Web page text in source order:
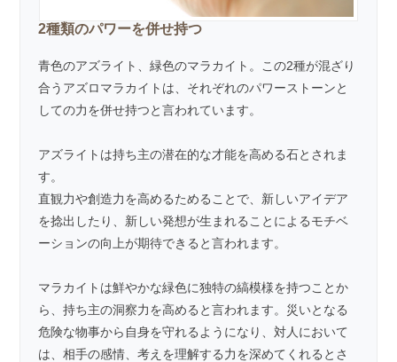
2種類のパワーを併せ持つ
青色のアズライト、緑色のマラカイト。この2種が混ざり
合うアズロマラカイトは、それぞれのパワーストーンと
しての力を併せ持つと言われています。
アズライトは持ち主の潜在的な才能を高める石とされま
す。
直観力や創造力を高めるためることで、新しいアイデア
を捻出したり、新しい発想が生まれることによるモチベ
ーションの向上が期待できると言われます。
マラカイトは鮮やかな緑色に独特の縞模様を持つことか
ら、持ち主の洞察力を高めると言われます。災いとなる
危険な物事から自身を守れるようになり、対人において
は、相手の感情、考えを理解する力を深めてくれるとさ